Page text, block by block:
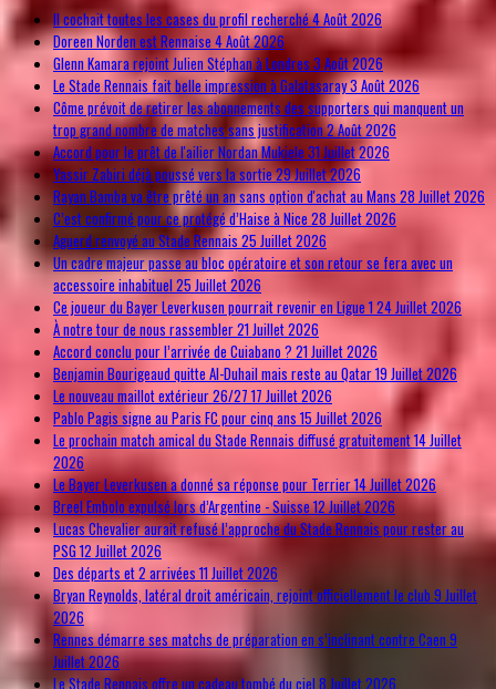
Il cochait toutes les cases du profil recherché4 Août 2026
Doreen Norden est Rennaise 4 Août 2026
Glenn Kamara rejoint Julien Stéphan à Londres 3 Août 2026
Le Stade Rennais fait belle impression à Galatasaray3 Août 2026
Côme prévoit de retirer les abonnements des supporters qui manquent un
trop grand nombre de matches sans justification2 Août 2026
Accord pour le prêt de l'ailier Nordan Mukiele 31 Juillet 2026
Yassir Zabiri déjà poussé vers la sortie29 Juillet 2026
Rayan Bamba va être prêté un an sans option d'achat au Mans 28 Juillet 2026
C’est confirmé pour ce protégé d’Haise à Nice 28 Juillet 2026
Aguerd renvoyé au Stade Rennais 25 Juillet 2026
Un cadre majeur passe au bloc opératoire et son retour se fera avec un
accessoire inhabituel25 Juillet 2026
Ce joueur du Bayer Leverkusen pourrait revenir en Ligue 124 Juillet 2026
À notre tour de nous rassembler21 Juillet 2026
Accord conclu pour l’arrivée de Cuiabano ? 21 Juillet 2026
Benjamin Bourigeaud quitte Al-Duhail mais reste au Qatar19 Juillet 2026
Le nouveau maillot extérieur 26/27 17 Juillet 2026
Pablo Pagis signe au Paris FC pour cinq ans 15 Juillet 2026
Le prochain match amical du Stade Rennais diffusé gratuitement14 Juillet
2026
Le Bayer Leverkusen a donné sa réponse pour Terrier14 Juillet 2026
Breel Embolo expulsé lors d’Argentine - Suisse12 Juillet 2026
Lucas Chevalier aurait refusé l’approche du Stade Rennais pour rester au
PSG12 Juillet 2026
Des départs et 2 arrivées11 Juillet 2026
Bryan Reynolds, latéral droit américain, rejoint officiellement le club 9 Juillet
2026
Rennes démarre ses matchs de préparation en s’inclinant contre Caen 9
Juillet 2026
Le Stade Rennais offre un cadeau tombé du ciel 8 Juillet 2026